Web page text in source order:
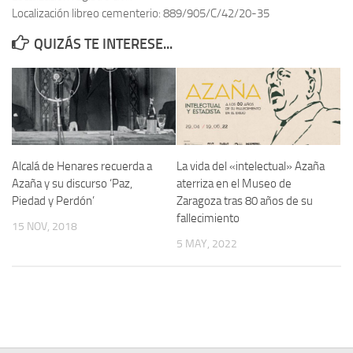
Memoria Histórica
Investigación previa de la represión en Talavera de la Reina (1937-
1947).
Informe Represión en Toledo 1936-1947 | Buscador
Informe de la fosa de abril de 1939 de Tembleque
Militantes históricos IR
Personajes republicanos
Localización libreo cementerio: 889/905/C/42/20-35
QUIZÁS TE INTERESE...
Alcalá de Henares recuerda a
Azaña y su discurso ‘Paz,
Piedad y Perdón’
15 NOV, 2018
La vida del «intelectual» Azaña
aterriza en el Museo de
Zaragoza tras 80 años de su
fallecimiento
5 MAY, 2022